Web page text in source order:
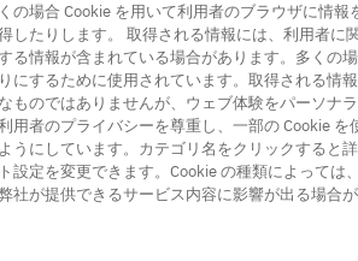
の場合 Cookie を用いて利用者のブラウザに情報
したりします。 取得される情報には、利用者に
る情報が含まれている場合があります。多くの
にするために使用されています。取得される情
ものではありませんが、ウェブ体験をパーソナ
用者のプライバシーを尊重し、一部の Cookie を
うにしています。カテゴリ名をクリックすると
設定を変更できます。Cookie の種類によっては
社が提供できるサービス内容に影響が出る場合